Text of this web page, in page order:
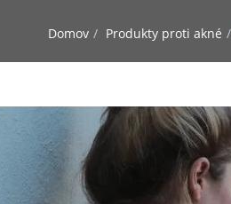
Domov Produkty proti akné